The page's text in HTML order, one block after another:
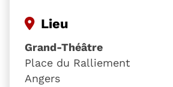
Lieu
Grand-Théâtre
Place du Ralliement
Angers